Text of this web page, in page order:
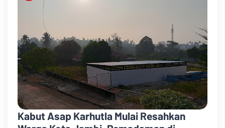
Kabut Asap Karhutla Mulai Resahkan